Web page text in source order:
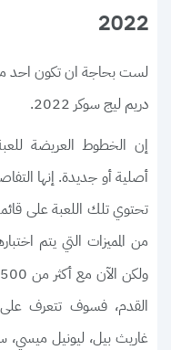
2022
لست بحاجة ان تكون احد
دريم ليج سوكر 2022.
إن الخطوط العريضة
أصلية أو جديدة. إنها
تحتوي تلك اللعبة على
من المميزات التي يتم
القدم، فسوف تتعرف على
غاريث بيل، ليونيل ميسي،